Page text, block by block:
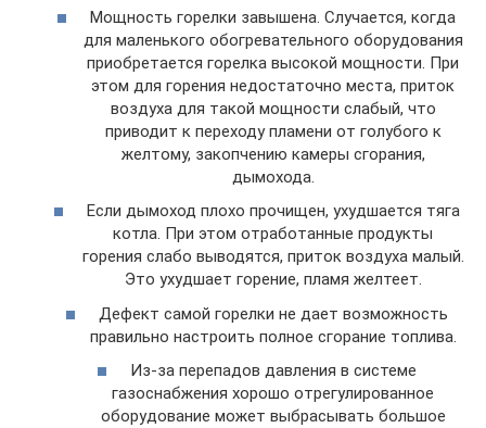
Мощность горелки завышена. Случается, когда
для маленького обогревательного оборудования
приобретается горелка высокой мощности. При
этом для горения недостаточно места, приток
воздуха для такой мощности слабый, что
приводит к переходу пламени от голубого к
желтому, закопчению камеры сгорания,
дымохода.
Если дымоход плохо прочищен, ухудшается тяга
котла. При этом отработанные продукты
горения слабо выводятся, приток воздуха малый.
Это ухудшает горение, пламя желтеет.
Дефект самой горелки не дает возможность
правильно настроить полное сгорание топлива.
Из-за перепадов давления в системе
газоснабжения хорошо отрегулированное
оборудование может выбрасывать большое